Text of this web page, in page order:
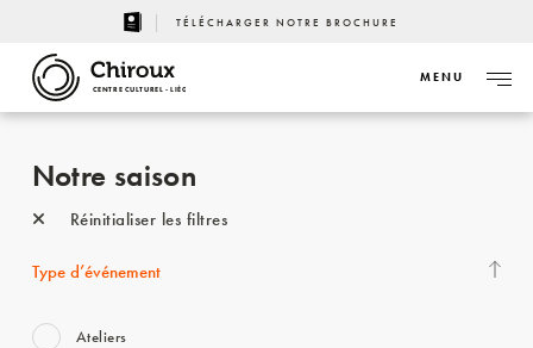
TÉLÉCHARGER NOTRE BROCHURE
CENTRE CULTUREL - LIÈGE
MENU
Notre saison
Réinitialiser les filtres
Type d’événement
Ateliers